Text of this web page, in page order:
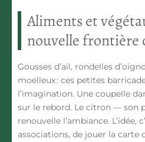
Aliments et
nouvelle frontière
Gousses d’ail, rondelles
moelleux : ces petites
l’imagination. Une coupelle
sur le rebord. Le citron — son
renouvelle l’ambiance. L’idée,
associations, de jouer la carte